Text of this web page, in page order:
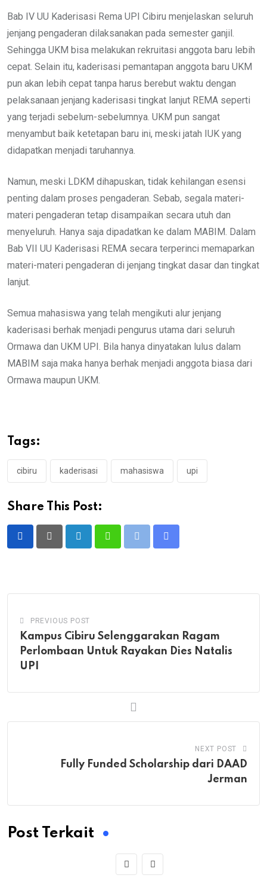
Bab IV UU Kaderisasi Rema UPI Cibiru menjelaskan seluruh
jenjang pengaderan dilaksanakan pada semester ganjil.
Sehingga UKM bisa melakukan rekruitasi anggota baru lebih
cepat. Selain itu, kaderisasi pemantapan anggota baru UKM
pun akan lebih cepat tanpa harus berebut waktu dengan
pelaksanaan jenjang kaderisasi tingkat lanjut REMA seperti
yang terjadi sebelum-sebelumnya. UKM pun sangat
menyambut baik ketetapan baru ini, meski jatah IUK yang
didapatkan menjadi taruhannya.
Namun, meski LDKM dihapuskan, tidak kehilangan esensi
penting dalam proses pengaderan. Sebab, segala materi-
materi pengaderan tetap disampaikan secara utuh dan
menyeluruh. Hanya saja dipadatkan ke dalam MABIM. Dalam
Bab VII UU Kaderisasi REMA secara terperinci memaparkan
materi-materi pengaderan di jenjang tingkat dasar dan tingkat
lanjut.
Semua mahasiswa yang telah mengikuti alur jenjang
kaderisasi berhak menjadi pengurus utama dari seluruh
Ormawa dan UKM UPI. Bila hanya dinyatakan lulus dalam
MABIM saja maka hanya berhak menjadi anggota biasa dari
Ormawa maupun UKM.
Tags:
cibiru kaderisasi mahasiswa upi
Share This Post:
LinkedIn WhatsappPrint
Share
PREVIOUS POST
Kampus Cibiru Selenggarakan Ragam
Perlombaan Untuk Rayakan Dies Natalis
UPI
NEXT POST
Fully Funded Scholarship dari DAAD
Jerman
Post Terkait